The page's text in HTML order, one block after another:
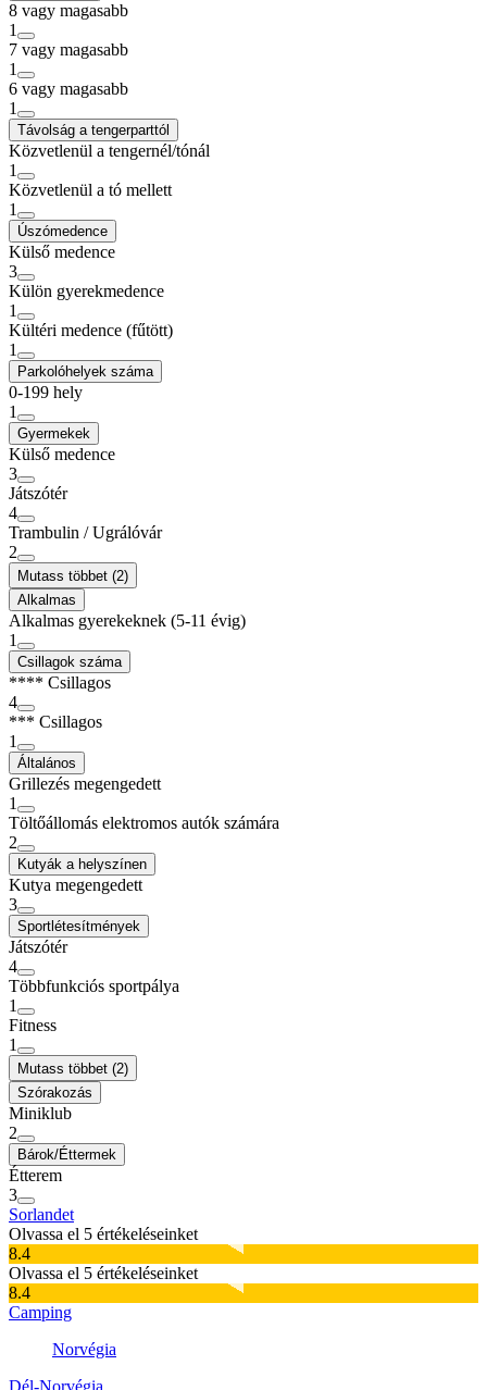
8 vagy magasabb
1
7 vagy magasabb
1
6 vagy magasabb
1
Távolság a tengerparttól
Közvetlenül a tengernél/tónál
1
Közvetlenül a tó mellett
1
Úszómedence
Külső medence
3
Külön gyerekmedence
1
Kültéri medence (fűtött)
1
Parkolóhelyek száma
0-199 hely
1
Gyermekek
Külső medence
3
Játszótér
4
Trambulin / Ugrálóvár
2
Mutass többet (2)
Alkalmas
Alkalmas gyerekeknek (5-11 évig)
1
Csillagok száma
**** Csillagos
4
*** Csillagos
1
Általános
Grillezés megengedett
1
Töltőállomás elektromos autók számára
2
Kutyák a helyszínen
Kutya megengedett
3
Sportlétesítmények
Játszótér
4
Többfunkciós sportpálya
1
Fitness
1
Mutass többet (2)
Szórakozás
Miniklub
2
Bárok/Éttermek
Étterem
3
Sorlandet
Olvassa el 5 értékeléseinket
8.4
Olvassa el 5 értékeléseinket
8.4
Camping
Norvégia